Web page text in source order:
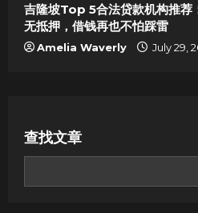
吉隆坡Top 5合法贷款机构推荐
无抵押，借钱再也不怕踩雷
Amelia Waverly July 29,
查找文章